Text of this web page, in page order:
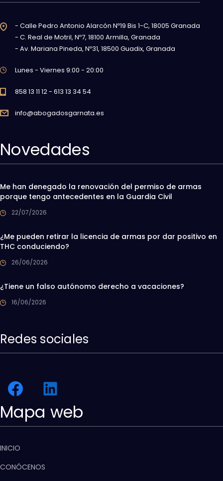
- Calle Pedro Antonio Alarcón Nº19 Bis 1-C, 18005 Granada
- C. Real de Motril, Nº7, 18100 Armilla, Granada
- Av. Mariana Pineda, Nº31, 18500 Guadix, Granada
Lunes - Viernes 9:00 - 20:00
858 13 11 12 - 613 13 34 54
info@abogadosgarnata.es
Novedades
Me han denegado la renovación del permiso de armas
porque tengo antecedentes en la Guardia Civil
22/07/2026
¿Me pueden retirar la licencia de armas por dar positivo en
THC conduciendo?
26/06/2026
¿Tiene un falso autónomo derecho a vacaciones?
16/06/2026
Redes sociales
Mapa web
INICIO
CONÓCENOS